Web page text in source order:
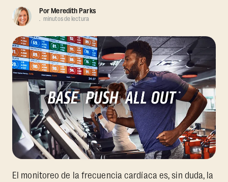
Por Meredith Parks
. minutos de lectura
El monitoreo de la frecuencia cardíaca es, sin duda, la